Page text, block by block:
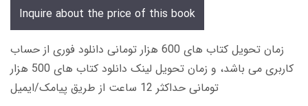
Inquire about the price of this book
زمان تحویل کتاب های 600 هزار تومانی دانلود فوری از حساب
کاربری می باشد، و زمان تحویل لینک دانلود کتاب های 500 هزار
تومانی حداکثر 12 ساعت از طریق پیامک/ایمیل